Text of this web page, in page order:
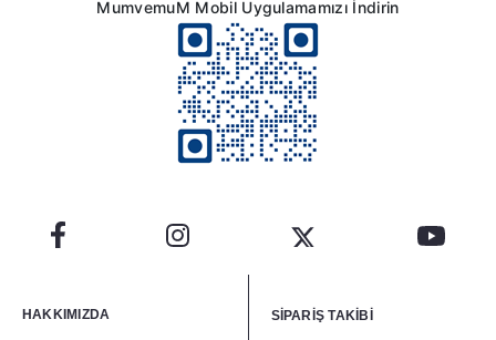
DİKKAT EDİLMESİ GEREKENLER !
MumvemuM Mobil Uygulamamızı İndirin
HAKKIMIZDA SİPARİŞ TAKİBİ